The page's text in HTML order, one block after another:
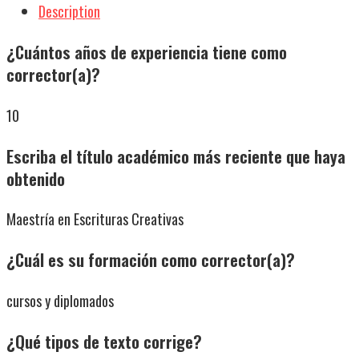
Description
¿Cuántos años de experiencia tiene como
corrector(a)?
10
Escriba el título académico más reciente que haya
obtenido
Maestría en Escrituras Creativas
¿Cuál es su formación como corrector(a)?
cursos y diplomados
¿Qué tipos de texto corrige?